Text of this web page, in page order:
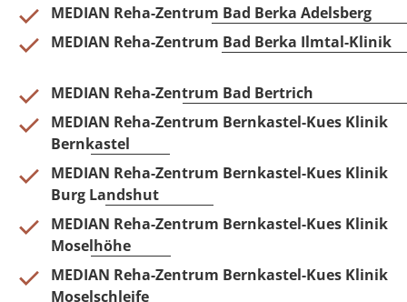
MEDIAN Reha-Zentrum Bad Berka Adelsberg
MEDIAN Reha-Zentrum Bad Berka Ilmtal-Klinik
MEDIAN Reha-Zentrum Bad Bertrich
MEDIAN Reha-Zentrum Bernkastel-Kues Klinik
Bernkastel
MEDIAN Reha-Zentrum Bernkastel-Kues Klinik
Burg Landshut
MEDIAN Reha-Zentrum Bernkastel-Kues Klinik
Moselhöhe
MEDIAN Reha-Zentrum Bernkastel-Kues Klinik
Moselschleife